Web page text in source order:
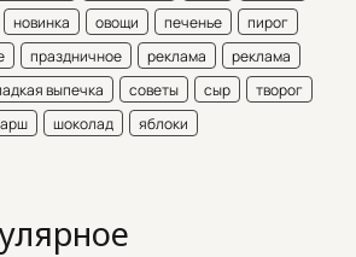
новинка овощи печенье
пирог
праздничное реклама
реклама
выпечка советы сыр
творог
шоколад яблоки